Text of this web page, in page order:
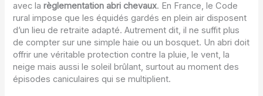
avec larèglementation abri chevaux. En France, le Code
rural impose que les équidés gardés en plein air disposent
d’un lieu de retraite adapté. Autrement dit, il ne suffit plus
de compter sur une simple haie ou un bosquet. Un abri doit
offrir une véritable protection contre la pluie, le vent, la
neige mais aussi le soleil brûlant, surtout au moment des
épisodes caniculaires qui se multiplient.